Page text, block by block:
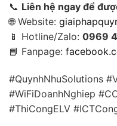
📞 Liên hệ ngay để
🌐 Website:
📱 Hotline/Zalo: 0969
📘 Fanpage:
#QuynhNhuSolutions
#WiFiDoanhNghiep
#ThiCongELV